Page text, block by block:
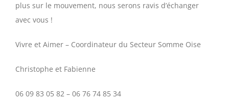
plus sur le mouvement, nous serons ravis d’échanger
avec vous !
Vivre et Aimer – Coordinateur du Secteur Somme Oise
Christophe et Fabienne
06 09 83 05 82 – 06 76 74 85 34